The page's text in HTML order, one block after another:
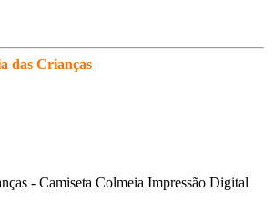
das Crianças
- Camiseta Colmeia Impressão Digital